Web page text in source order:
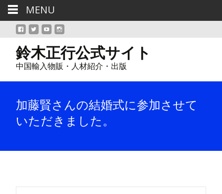
鈴木正行公式サイト
中国輸入物販・人材紹介・出版
加藤賢さんの結婚式に参加させて
いただきました。
MENU